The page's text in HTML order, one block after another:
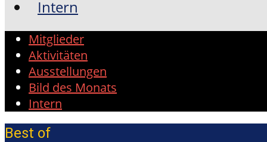
Intern
Mitglieder
Aktivitäten
Ausstellungen
Bild des Monats
Intern
Best of